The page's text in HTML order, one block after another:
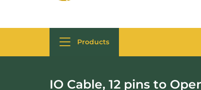
Products
IO Cable, 12 pins to